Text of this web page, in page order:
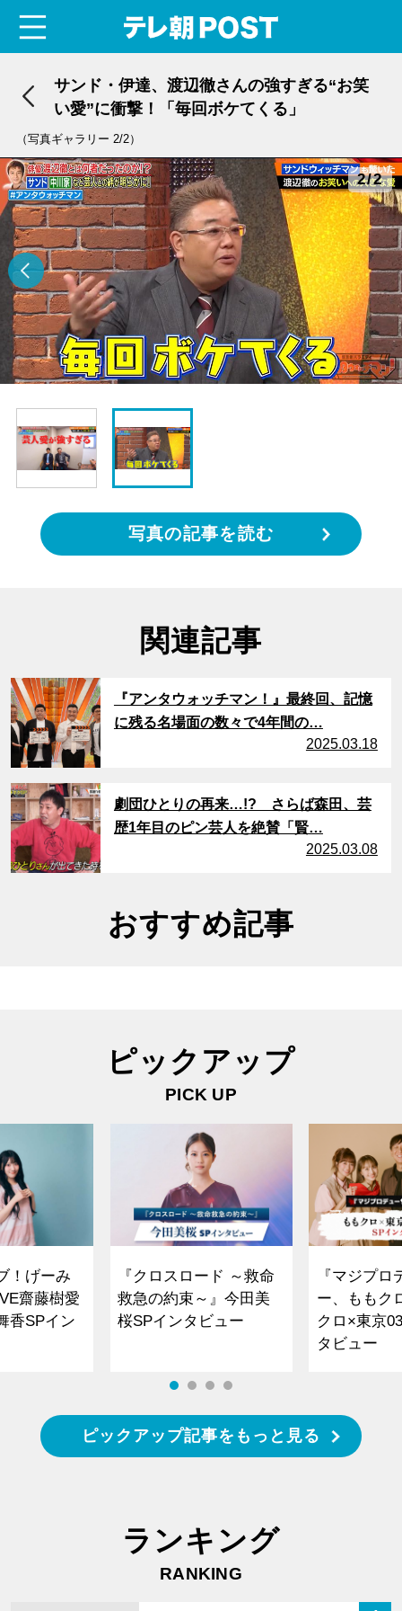
サンド・伊達、渡辺徹さんの強すぎる“お笑
い愛”に衝撃！「毎回ボケてくる」
（写真ギャラリー 2/2）
2/2
写真の記事を読む
関連記事
サムネイル
『アンタウォッチマン！』最終回、記憶
に残る名場面の数々で4年間の…
2025.03.18
サムネイル
劇団ひとりの再来…!? さらば森田、芸
歴1年目のピン芸人を絶賛「賢…
2025.03.08
おすすめ記事
ピックアップ
PICK UP
！げーみ
齋藤樹愛
香SPイン
『クロスロード ～救命
救急の約束～』今田美
桜SPインタビュー
『マジプロ
ー、ももク
クロ×東京
タビュー
ピックアップ記事をもっと見る
ランキング
RANKING